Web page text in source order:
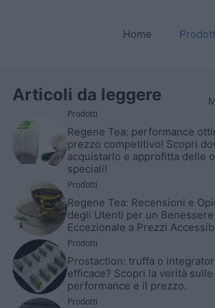
Home
Articoli da leggere
Prodotti
Regene Tea: performance
prezzo competitivo! Scopri
acquistarlo e approfitta delle
speciali!
Prodotti
Regene Tea: Recensioni e
degli Utenti per un Benessere
Eccezionale a Prezzi
Prodotti
Prostaction: truffa o
efficace? Scopri la verità sulle
performance e il prezzo.
Prodotti